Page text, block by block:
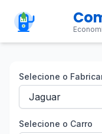
Selecione o
Selecione o Carro